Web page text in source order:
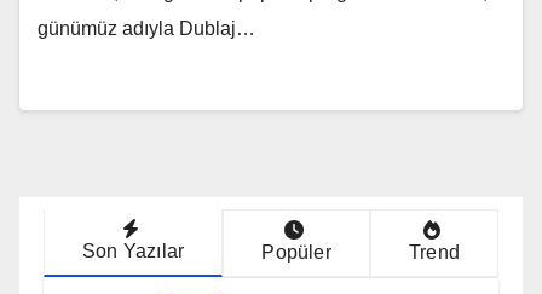
günümüz adıyla Dublaj…
Son Yazılar Popüler Trend